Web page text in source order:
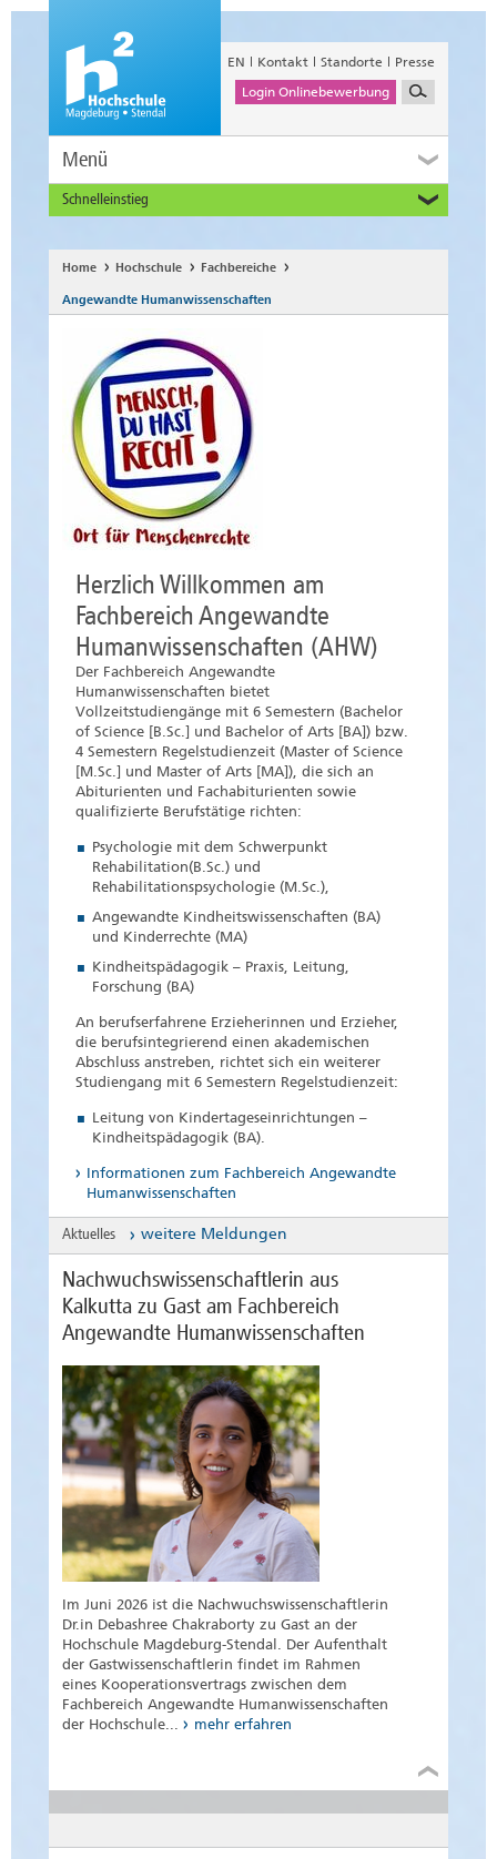
EN Kontakt Standorte
Presse
Login Onlinebewerbung
Menü
Schnelleinstieg
Alumni
Unternehmen und Institutionen
Studierende
Beschäftigte
International
Home Hochschule Fachbereiche
Angewandte Humanwissenschaften
Herzlich Willkommen am
Fachbereich Angewandte
Humanwissenschaften (AHW)
Der Fachbereich Angewandte
Humanwissenschaften bietet
Vollzeitstudiengänge mit 6 Semestern (Bachelor
of Science [B.Sc.] und Bachelor of Arts [BA]) bzw.
4 Semestern Regelstudienzeit (Master of Science
[M.Sc.] und Master of Arts [MA]), die sich an
Abiturienten und Fachabiturienten sowie
qualifizierte Berufstätige richten:
Psychologie mit dem Schwerpunkt
Rehabilitation(B.Sc.) und
Rehabilitationspsychologie (M.Sc.),
Angewandte Kindheitswissenschaften (BA)
und Kinderrechte (MA)
Kindheitspädagogik – Praxis, Leitung,
Forschung (BA)
An berufserfahrene Erzieherinnen und Erzieher,
die berufsintegrierend einen akademischen
Abschluss anstreben, richtet sich ein weiterer
Studiengang mit 6 Semestern Regelstudienzeit:
Leitung von Kindertageseinrichtungen –
Kindheitspädagogik (BA).
Informationen zum Fachbereich Angewandte
Humanwissenschaften
Aktuelles weitere Meldungen
Nachwuchswissenschaftlerin aus
Kalkutta zu Gast am Fachbereich
Angewandte Humanwissenschaften
Im Juni 2026 ist die Nachwuchswissenschaftlerin
Dr.in Debashree Chakraborty zu Gast an der
Hochschule Magdeburg-Stendal. Der Aufenthalt
der Gastwissenschaftlerin findet im Rahmen
eines Kooperationsvertrags zwischen dem
Fachbereich Angewandte Humanwissenschaften
der Hochschule...
mehr erfahren